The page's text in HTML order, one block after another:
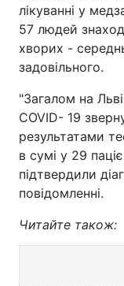
лікуванні у
57 людей
хворих -
задовільного.
"Загалом на
COVID- 19
результатами
в сумі у 29
підтвердили
повідомленні.
Читайте також: